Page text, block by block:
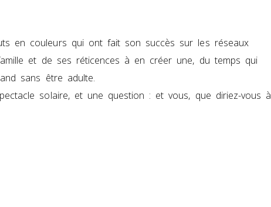
en couleurs qui ont fait son succès sur les réseaux
et de ses réticences à en créer une, du temps qui
sans être adulte.
solaire, et une question : et vous, que diriez-vous à